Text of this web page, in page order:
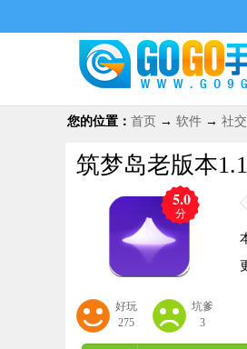
您的位置： 首页 → 软件 → 社
筑梦岛老版本
5.0
分
好玩
275
坑爹
3
版本1.1.40是一款可以对话聊天的虚拟ai